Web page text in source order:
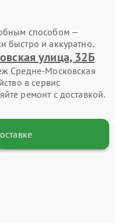
способом —
быстро и аккуратно.
улица, 32Б
Средне-Московская
в сервис
ремонт с доставкой.